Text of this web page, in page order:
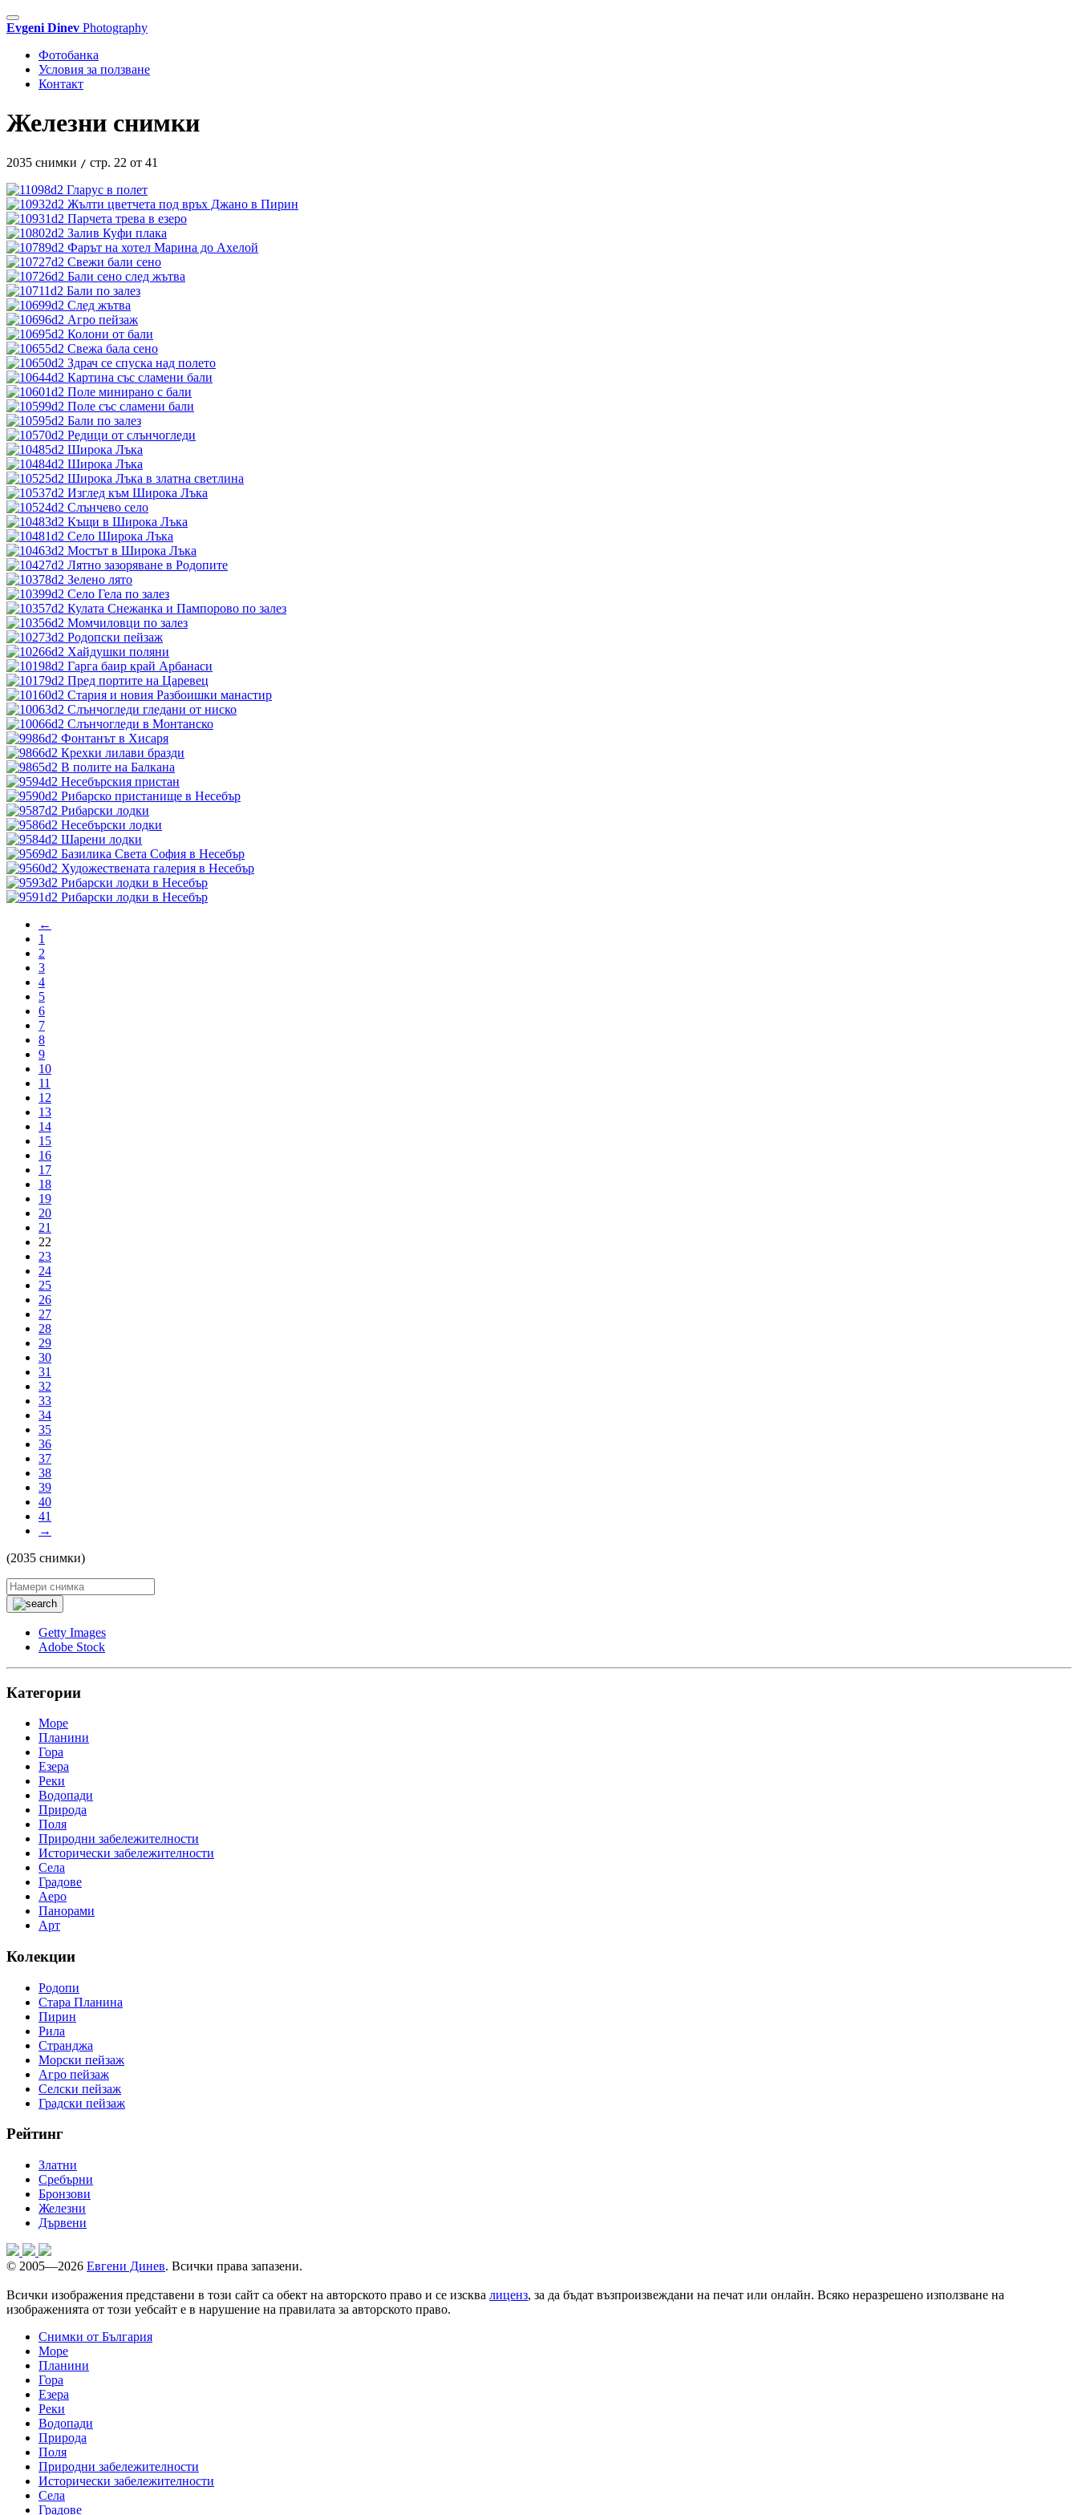
Evgeni Dinev Photography
Фотобанка
Условия за ползване
Контакт
Железни снимки
2035 снимки / стр. 22 от 41
Гларус в полет
Жълти цветчета под връх Джано в Пирин
Парчета трева в езеро
Залив Куфи плака
Фарът на хотел Марина до Ахелой
Свежи бали сено
Бали сено след жътва
Бали по залез
След жътва
Агро пейзаж
Колони от бали
Свежа бала сено
Здрач се спуска над полето
Картина със сламени бали
Поле минирано с бали
Поле със сламени бали
Бали по залез
Редици от слънчогледи
Широка Лъка
Широка Лъка
Широка Лъка в златна светлина
Изглед към Широка Лъка
Слънчево село
Къщи в Широка Лъка
Село Широка Лъка
Мостът в Широка Лъка
Лятно зазоряване в Родопите
Зелено лято
Село Гела по залез
Кулата Снежанка и Пампорово по залез
Момчиловци по залез
Родопски пейзаж
Хайдушки поляни
Гарга баир край Арбанаси
Пред портите на Царевец
Стария и новия Разбоишки манастир
Слънчогледи гледани от ниско
Слънчогледи в Монтанско
Фонтанът в Хисаря
Крехки лилави бразди
В полите на Балкана
Несебърския пристан
Рибарско пристанище в Несебър
Рибарски лодки
Несебърски лодки
Шарени лодки
Базилика Света София в Несебър
Художествената галерия в Несебър
Рибарски лодки в Несебър
Рибарски лодки в Несебър
←
1
2
3
4
5
6
7
8
9
10
11
12
13
14
15
16
17
18
19
20
21
22
23
24
25
26
27
28
29
30
31
32
33
34
35
36
37
38
39
40
41
→
(2035 снимки)
Getty Images
Adobe Stock
Категории
Море
Планини
Гора
Езера
Реки
Водопади
Природа
Поля
Природни забележителности
Исторически забележителности
Села
Градове
Аеро
Панорами
Арт
Колекции
Родопи
Стара Планина
Пирин
Рила
Странджа
Морски пейзаж
Агро пейзаж
Селски пейзаж
Градски пейзаж
Рейтинг
Златни
Сребърни
Бронзови
Железни
Дървени
© 2005—2026 Евгени Динев. Всички права запазени.
Всички изображения представени в този сайт са обект на авторското право и се изсква лиценз, за да бъдат възпроизвеждани на печат или онлайн. Всяко неразрешено използване на
изображенията от този уебсайт е в нарушение на правилата за авторското право.
Снимки от България
Море
Планини
Гора
Езера
Реки
Водопади
Природа
Поля
Природни забележителности
Исторически забележителности
Села
Градове